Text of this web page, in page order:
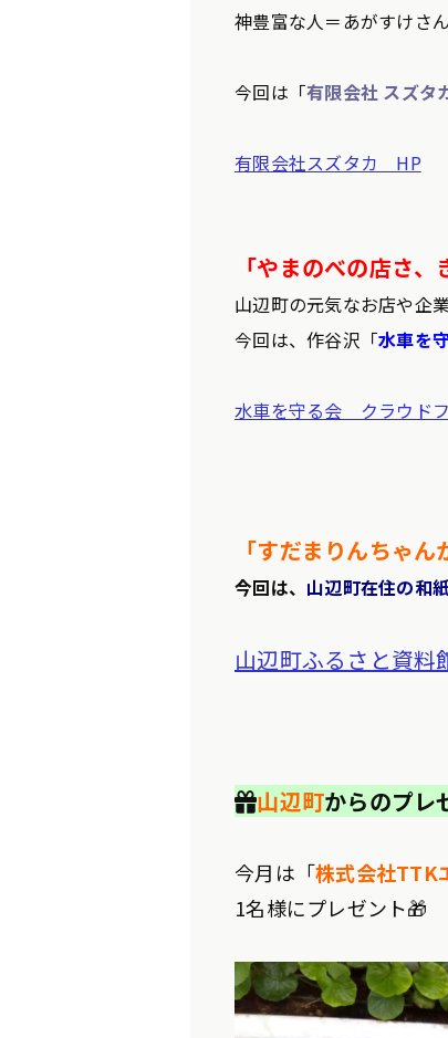
神豊富な人＝あがすけさ
今回は「有限会社 スズタ
有限会社スズタカ HP
「やまのべの店さ、
山辺町の元気なお店や企
今回は、作谷沢「水車を
水車を守る会 クラウド
「すだまりんちゃん
今回は、 山辺町在住の和
山辺町ふるさと資
🎁山辺町からのプレ
今月は「株式会社TTK
1名様にプレゼント🎁